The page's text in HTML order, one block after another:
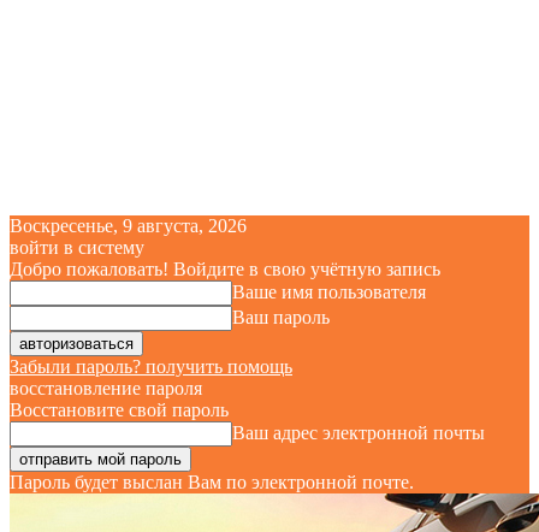
Воскресенье, 9 августа, 2026
войти в систему
Добро пожаловать! Войдите в свою учётную запись
Ваше имя пользователя
Ваш пароль
Забыли пароль? получить помощь
восстановление пароля
Восстановите свой пароль
Ваш адрес электронной почты
Пароль будет выслан Вам по электронной почте.